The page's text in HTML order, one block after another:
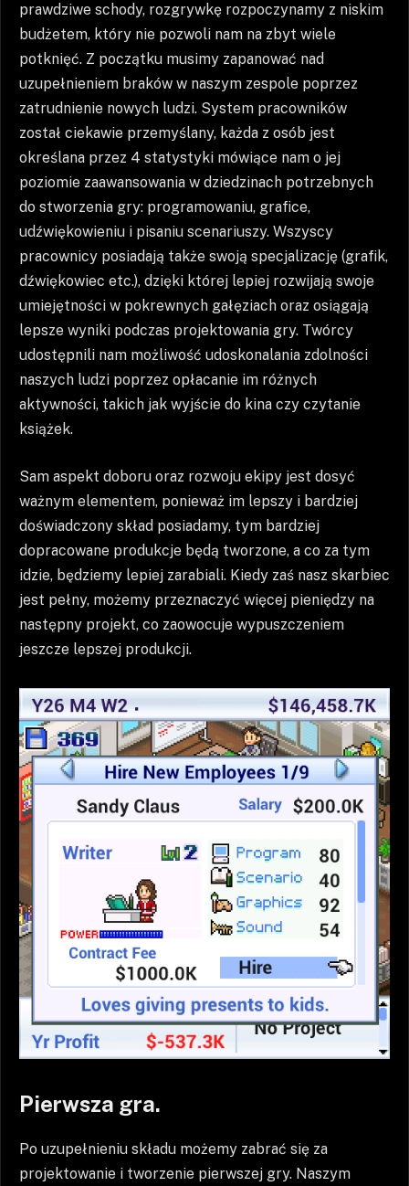
prawdziwe schody, rozgrywkę rozpoczynamy z niskim
budżetem, który nie pozwoli nam na zbyt wiele
potknięć. Z początku musimy zapanować nad
uzupełnieniem braków w naszym zespole poprzez
zatrudnienie nowych ludzi. System pracowników
został ciekawie przemyślany, każda z osób jest
określana przez 4 statystyki mówiące nam o jej
poziomie zaawansowania w dziedzinach potrzebnych
do stworzenia gry: programowaniu, grafice,
udźwiękowieniu i pisaniu scenariuszy. Wszyscy
pracownicy posiadają także swoją specjalizację (grafik,
dźwiękowiec etc.), dzięki której lepiej rozwijają swoje
umiejętności w pokrewnych gałęziach oraz osiągają
lepsze wyniki podczas projektowania gry. Twórcy
udostępnili nam możliwość udoskonalania zdolności
naszych ludzi poprzez opłacanie im różnych
aktywności, takich jak wyjście do kina czy czytanie
książek.
Sam aspekt doboru oraz rozwoju ekipy jest dosyć
ważnym elementem, ponieważ im lepszy i bardziej
doświadczony skład posiadamy, tym bardziej
dopracowane produkcje będą tworzone, a co za tym
idzie, będziemy lepiej zarabiali. Kiedy zaś nasz skarbiec
jest pełny, możemy przeznaczyć więcej pieniędzy na
następny projekt, co zaowocuje wypuszczeniem
jeszcze lepszej produkcji.
Pierwsza gra.
Po uzupełnieniu składu możemy zabrać się za
projektowanie i tworzenie pierwszej gry. Naszym